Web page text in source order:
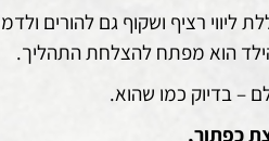
רציף ושקוף גם להורים
הוא מפתח להצלחת התהליך.
– בדיוק כמו שהוא.
כפתור,